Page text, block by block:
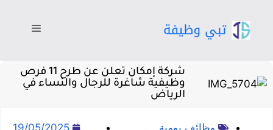
شركة إمكان تعلن عن طرح 11 فرص
وظيفية شاغرة للرجال والنساء في
الرياض
وظائف يومية 19/05/2025